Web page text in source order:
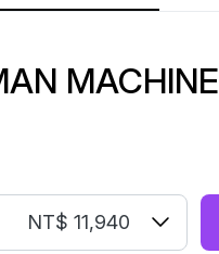
MACHINE
NT$ 11,940